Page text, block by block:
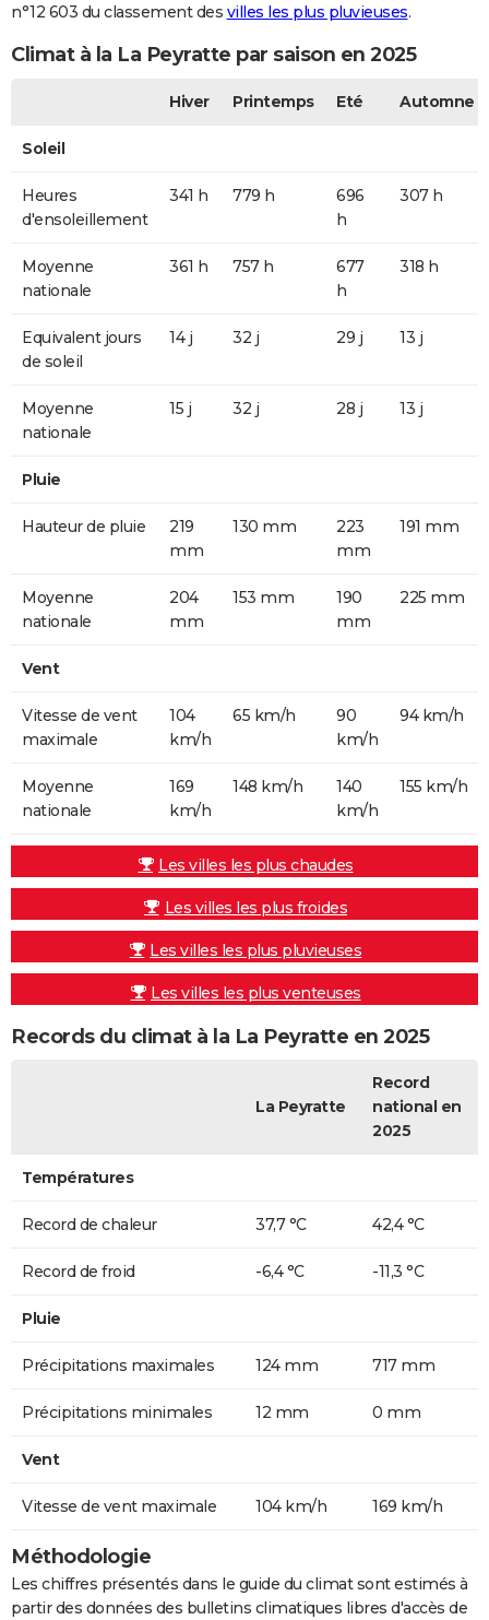
n°12 603 du classement des villes les plus pluvieuses.
Climat à la La Peyratte par saison en 2025
Hiver Printemps Eté Automne
Soleil
Heures
d'ensoleillement
341 h 779 h
696
h
307 h
Moyenne
nationale
361 h 757 h
677
h
318 h
Equivalent jours
de soleil
14 j 32 j 29 j 13 j
Moyenne
nationale
15 j 32 j 28 j 13 j
Pluie
Hauteur de pluie
219
mm
130 mm
223
mm
191 mm
Moyenne
nationale
204
mm
153 mm
190
mm
225 mm
Vent
Vitesse de vent
maximale
104
km/h
65 km/h
90
km/h
94 km/h
Moyenne
nationale
169
km/h
148 km/h
140
km/h
155 km/h
Les villes les plus chaudes
Les villes les plus froides
Les villes les plus pluvieuses
Les villes les plus venteuses
Records du climat à la La Peyratte en 2025
La Peyratte
Record
national en
2025
Températures
Record de chaleur 37,7 °C 42,4 °C
Record de froid -6,4 °C -11,3 °C
Pluie
Précipitations maximales 124 mm 717 mm
Précipitations minimales 12 mm 0 mm
Vent
Vitesse de vent maximale 104 km/h 169 km/h
Méthodologie
Les chiffres présentés dans le guide du climat sont estimés à
partir des données des bulletins climatiques libres d'accès de